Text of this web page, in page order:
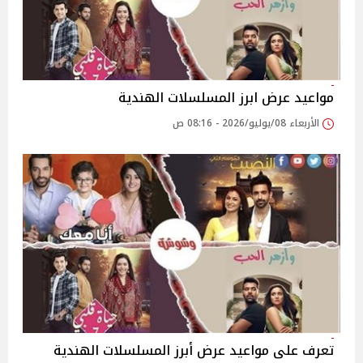
مواعيد عرض ابرز المسلسلات الهندية
الأربعاء 08/يوليو/2026 - 08:16 ص
تعرف على مواعيد عرض أبرز المسلسلات الهندية